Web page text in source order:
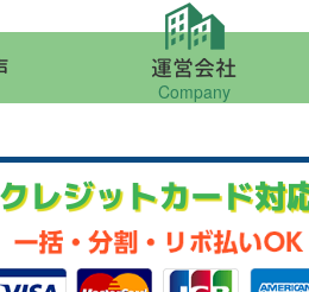
運営会社
Company
クレジットカード対